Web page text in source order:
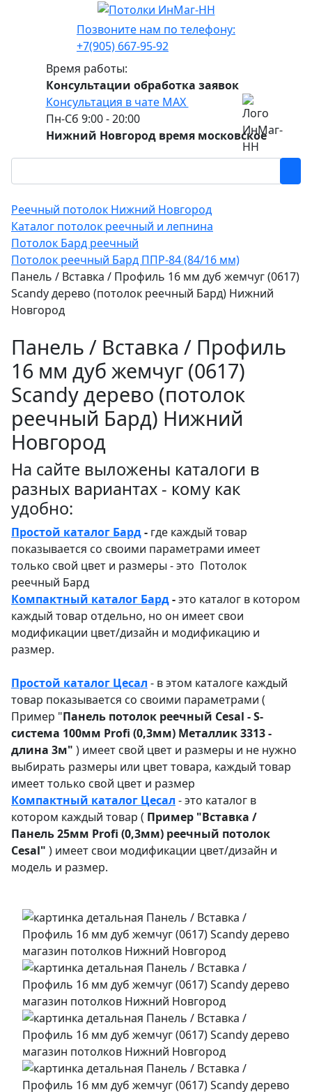
Позвоните нам по телефону:
+7(905) 667-95-92
Время работы:
Консультации обработка заявок
Консультация в чате МАХ
Пн-Сб 9:00 - 20:00
Нижний Новгород время московское
Реечный потолок Нижний Новгород
Каталог потолок реечный и лепнина
Потолок Бард реечный
Потолок реечный Бард ППР-84 (84/16 мм)
Панель / Вставка / Профиль 16 мм дуб жемчуг (0617)
Sсandy дерево (потолок реечный Бард) Нижний
Новгород
Панель / Вставка / Профиль
16 мм дуб жемчуг (0617)
Sсandy дерево (потолок
реечный Бард) Нижний
Новгород
На сайте выложены каталоги в
разных вариантах - кому как
удобно:
Простой каталог Бард- где каждый товар
показывается со своими параметрами имеет
только свой цвет и размеры - это Потолок
реечный Бард
Компактный каталог Бард-это каталог в котором
каждый товар отдельно, но он имеет свои
модификации цвет/дизайн и модификацию и
размер.
Простой каталог Цесал - в этом каталоге каждый
товар показывается со своими параметрами (
Пример "Панель потолок реечный Cesal - S-
система 100мм Profi (0,3мм) Металлик 3313 -
длина 3м" ) имеет свой цвет и размеры и не нужно
выбирать размеры или цвет товара, каждый товар
имеет только свой цвет и размер
Компактный каталог Цесал - это каталог в
котором каждый товар ( Пример "Вставка /
Панель 25мм Profi (0,3мм) реечный потолок
Cesal" ) имеет свои модификации цвет/дизайн и
модель и размер.